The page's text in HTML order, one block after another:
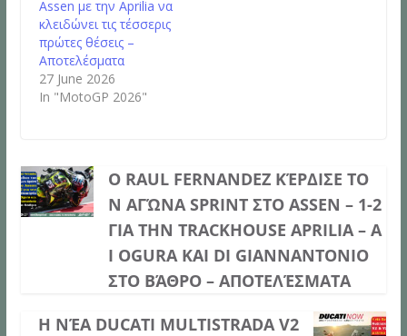
Assen με την Aprilia να
κλειδώνει τις τέσσερις
πρώτες θέσεις –
Αποτελέσματα
27 June 2026
In "MotoGP 2026"
Ο RAUL FERNANDEZ ΚΈΡΔΙΣΕ ΤΟ
Ν ΑΓΏΝΑ SPRINT ΣΤΟ ASSEN – 1-2
ΓΙΑ ΤΗΝ TRACKHOUSE APRILIA – A
I OGURA ΚΑΙ DI GIANNANTONIO
ΣΤΟ ΒΆΘΡΟ – ΑΠΟΤΕΛΈΣΜΑΤΑ
Η ΝΈΑ DUCATI MULTISTRADA V2